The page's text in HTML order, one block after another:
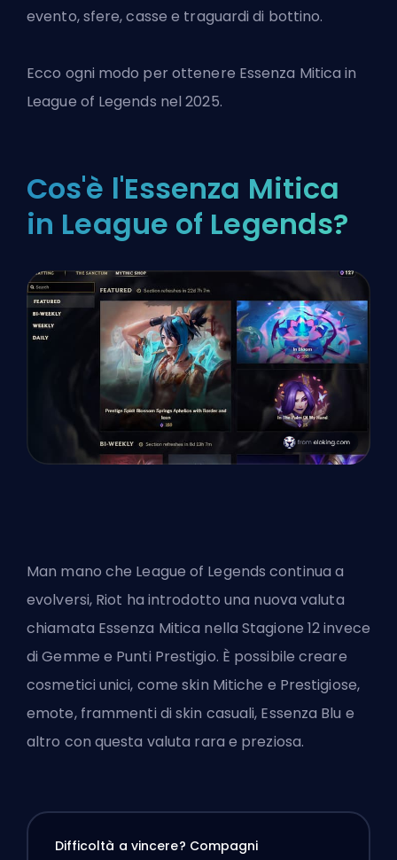
evento, sfere, casse e traguardi di bottino.
Ecco ogni modo per ottenere Essenza Mitica in
League of Legends nel 2025.
Cos'è l'Essenza Mitica
in League of Legends?
Man mano che League of Legends continua a
evolversi, Riot ha introdotto una nuova valuta
chiamata Essenza Mitica nella Stagione 12 invece
di Gemme e Punti Prestigio. È possibile creare
cosmetici unici, come skin Mitiche e Prestigiose,
emote, frammenti di skin casuali, Essenza Blu e
altro con questa valuta rara e preziosa.
Difficoltà a vincere? Compagni